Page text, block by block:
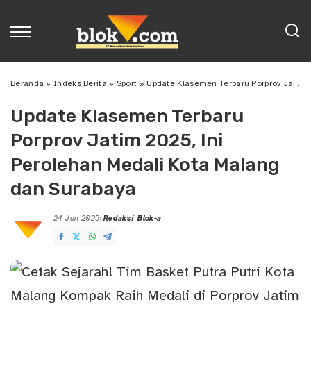
Beranda »Indeks Berita » Sport »Update Klasemen Terbaru Porprov Jatim 2025, Ini Perolehan Medali Kota Malang dan Surabaya
Update Klasemen Terbaru
Porprov Jatim 2025, Ini
Perolehan Medali Kota Malang
dan Surabaya
24 Jun 2025
Posted
by
Redaksi Blok-a